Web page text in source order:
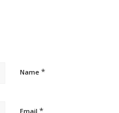
Name *
Email *